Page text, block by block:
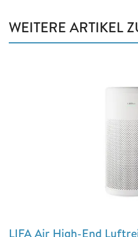
WEITERE ARTIKEL
LIFA Air High-End